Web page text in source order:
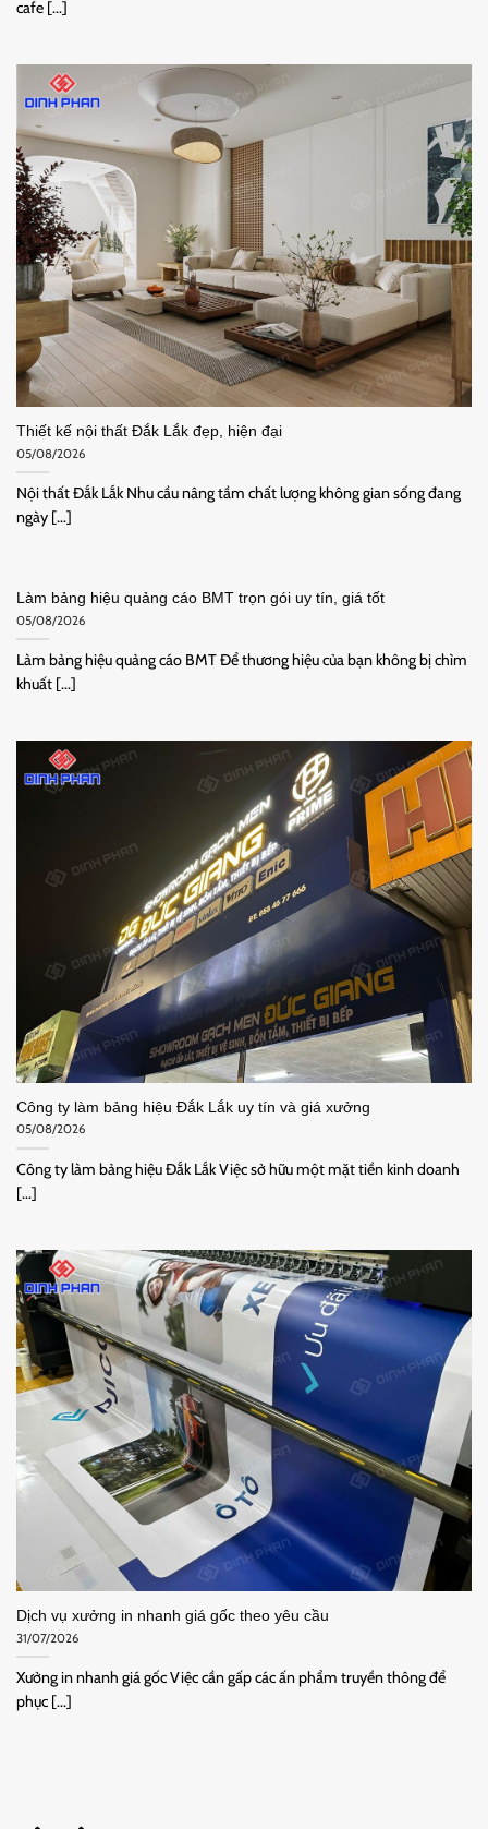
cafe [...]
Thiết kế nội thất Đắk Lắk đẹp, hiện đại
05/08/2026
Nội thất Đắk Lắk Nhu cầu nâng tầm chất lượng không gian sống đang
ngày [...]
Làm bảng hiệu quảng cáo BMT trọn gói uy tín, giá tốt
05/08/2026
Làm bảng hiệu quảng cáo BMT Để thương hiệu của bạn không bị chìm
khuất [...]
Công ty làm bảng hiệu Đắk Lắk uy tín và giá xưởng
05/08/2026
Công ty làm bảng hiệu Đắk Lắk Việc sở hữu một mặt tiền kinh doanh
[...]
Dịch vụ xưởng in nhanh giá gốc theo yêu cầu
31/07/2026
Xưởng in nhanh giá gốc Việc cần gấp các ấn phẩm truyền thông để
phục [...]